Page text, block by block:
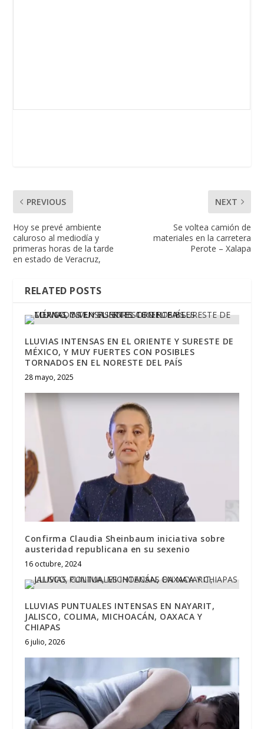
PREVIOUS
Hoy se prevé ambiente
caluroso al mediodía y
primeras horas de la tarde
en estado de Veracruz,
NEXT
Se voltea camión de
materiales en la carretera
Perote – Xalapa
RELATED POSTS
LLUVIAS INTENSAS EN EL ORIENTE Y SURESTE DE
MÉXICO, Y MUY FUERTES CON POSIBLES
TORNADOS EN EL NORESTE DEL PAÍS
28 mayo, 2025
Confirma Claudia Sheinbaum iniciativa sobre
austeridad republicana en su sexenio
16 octubre, 2024
LLUVIAS PUNTUALES INTENSAS EN NAYARIT,
JALISCO, COLIMA, MICHOACÁN, OAXACA Y
CHIAPAS
6 julio, 2026